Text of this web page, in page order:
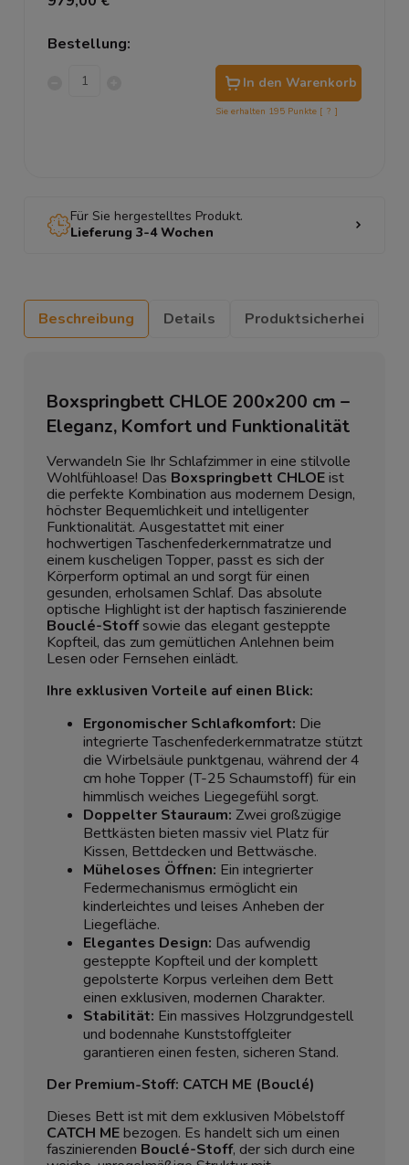
Bestellung:
In den Warenkorb
Sie erhalten 195 Punkte [ ? ]
Für Sie hergestelltes Produkt.
Lieferung 3-4 Wochen
Beschreibung Details Produktsicherhei
Boxspringbett CHLOE 200x200 cm –
Eleganz, Komfort und Funktionalität
Verwandeln Sie Ihr Schlafzimmer in eine stilvolle
Wohlfühloase! Das Boxspringbett CHLOEist
die perfekte Kombination aus modernem Design,
höchster Bequemlichkeit und intelligenter
Funktionalität. Ausgestattet mit einer
hochwertigen Taschenfederkernmatratze und
einem kuscheligen Topper, passt es sich der
Körperform optimal an und sorgt für einen
gesunden, erholsamen Schlaf. Das absolute
optische Highlight ist der haptisch faszinierende
Bouclé-Stoffsowie das elegant gesteppte
Kopfteil, das zum gemütlichen Anlehnen beim
Lesen oder Fernsehen einlädt.
Ihre exklusiven Vorteile auf einen Blick:
Ergonomischer Schlafkomfort: Die
integrierte Taschenfederkernmatratze stützt
die Wirbelsäule punktgenau, während der 4
cm hohe Topper (T-25 Schaumstoff) für ein
himmlisch weiches Liegegefühl sorgt.
Doppelter Stauraum: Zwei großzügige
Bettkästen bieten massiv viel Platz für
Kissen, Bettdecken und Bettwäsche.
Müheloses Öffnen: Ein integrierter
Federmechanismus ermöglicht ein
kinderleichtes und leises Anheben der
Liegefläche.
Elegantes Design: Das aufwendig
gesteppte Kopfteil und der komplett
gepolsterte Korpus verleihen dem Bett
einen exklusiven, modernen Charakter.
Stabilität: Ein massives Holzgrundgestell
und bodennahe Kunststoffgleiter
garantieren einen festen, sicheren Stand.
Der Premium-Stoff: CATCH ME (Bouclé)
Dieses Bett ist mit dem exklusiven Möbelstoff
CATCH MEbezogen. Es handelt sich um einen
faszinierenden Bouclé-Stoff, der sich durch eine